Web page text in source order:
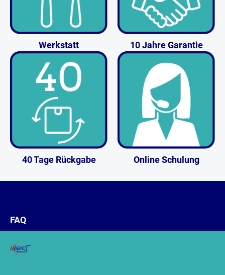
Werkstatt 10 Jahre Garantie
40 Tage Rückgabe Online Schulung
FAQ